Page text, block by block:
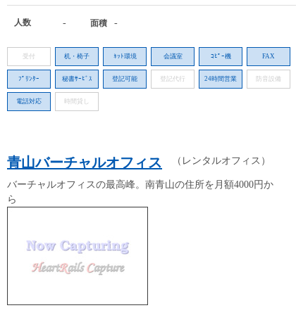
人数 - 面積 -
受付 机・椅子 ﾈｯﾄ環境 会議室 ｺﾋﾟｰ機 FAX
ﾌﾟﾘﾝﾀｰ 秘書ｻｰﾋﾞｽ 登記可能 登記代行 24時間営業 防音設備
電話対応 時間貸し
青山バーチャルオフィス （レンタルオフィス）
バーチャルオフィスの最高峰。南青山の住所を月額4000円か
ら